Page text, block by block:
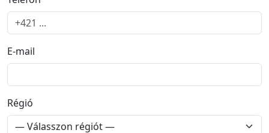
E-mail
Régió